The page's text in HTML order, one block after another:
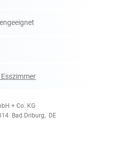
+ Co. KG
Bad Driburg, DE